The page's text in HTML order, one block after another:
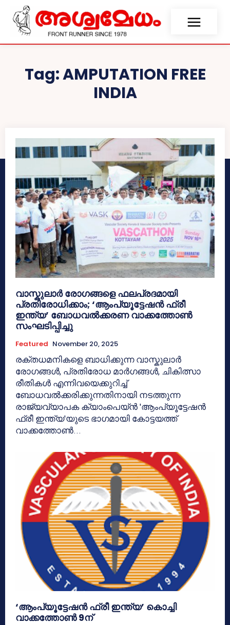
Tag:AMPUTATION FREE
INDIA
വാസ്കുലാർ രോഗങ്ങളെ ഫലപ്രദമായി
പ്രതിരോധിക്കാം; ‘ആംപ്യൂട്ടേഷൻ ഫ്രീ
ഇന്ത്യ’ ബോധവൽക്കരണ വാക്കത്തോൺ
സംഘടിപ്പിച്ചു
Featured November 20, 2025
രക്തധമനികളെ ബാധിക്കുന്ന വാസ്കുലാർ
രോഗങ്ങൾ, പ്രതിരോധ മാർഗങ്ങൾ, ചികിത്സാ
രീതികൾ എന്നിവയെക്കുറിച്ച്
ബോധവൽക്കരിക്കുന്നതിനായി നടത്തുന്ന
രാജ്യവ്യാപക ക്യാംപെയ്ൻ 'ആംപ്യൂട്ടേഷൻ
ഫ്രീ ഇന്ത്യ'യുടെ ഭാഗമായി കോട്ടയത്ത്
വാക്കത്തോൺ...
‘ആംപ്യൂട്ടേഷൻ ഫ്രീ ഇന്ത്യ’ കൊച്ചി
വാക്കത്തോൺ 9ന്